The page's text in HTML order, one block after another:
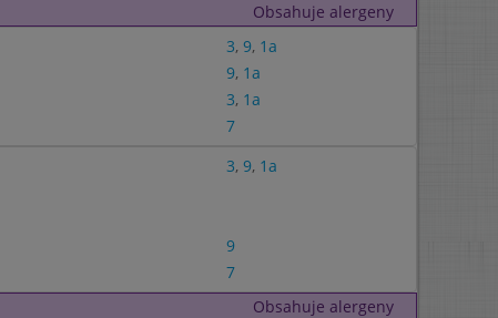
Obsahuje alergeny
3, 9, 1a
9, 1a
3, 1a
7
3, 9, 1a
9
7
Obsahuje alergeny